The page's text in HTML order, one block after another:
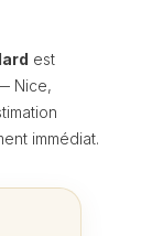
est
Nice,
immédiat.